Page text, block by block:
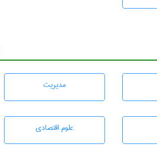
مديريت
علوم اقتصادی